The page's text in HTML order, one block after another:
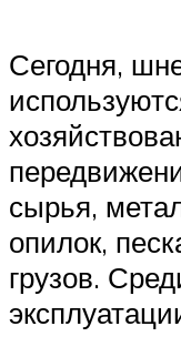
Сегодня,
сырья,
опилок,
грузов.